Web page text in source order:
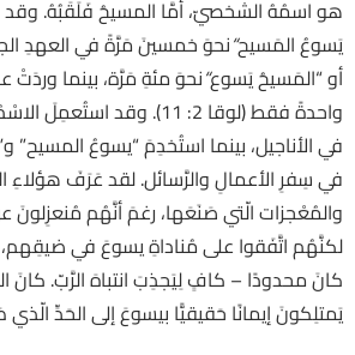
هو اسمُهُ الشخصيّ، أمَّا المسيحُ فَلَقَبُهُ. وقد
يَسوعُ المَسيح“نحوَ خمسينَ مَرَّةً في العهدِ
أو “المَسيحُ يَسوع“نحوَ مئةِ مَرَّة، بينما وردَتْ
واحدةً فقط (لوقا 2: 11). وقد
في الأناجيل، بينما استُخدِمَ “يسوعُ المسيح”
في سِفرِ الأعمالِ والرَّسائل. لقد عَرَفَ هؤلاءِ
والمُعْجزات الّتي صَنَعَها، رغمَ أنَّهُم
لكنَّهُم اتَّفَقوا على مُناداةِ يسوعَ في ضيقِهم،
كانَ محدودًا – كافٍ لِيَجذِبَ انتباهَ الرَّبّ. كانَ
يَمتلِكونَ إيمانًا حَقيقيًّا بيسوعَ إلى الحَدِّ الّذي